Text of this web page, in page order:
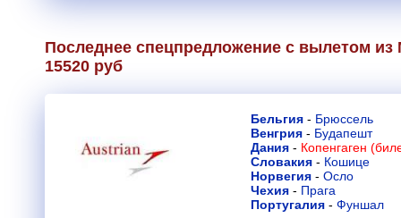
Последнее спецпредложение с вылетом из
15520 руб
Бельгия - Брюссель
Венгрия - Будапешт
Дания - Копенгаген
Словакия - Кошице
Норвегия - Осло
Чехия - Прага
Португалия - Фуншал